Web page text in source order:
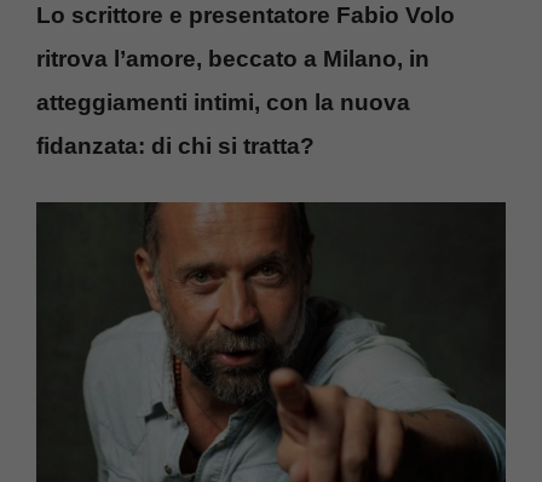
Lo scrittore e presentatore Fabio Volo
ritrova l’amore, beccato a Milano, in
atteggiamenti intimi, con la nuova
fidanzata: di chi si tratta?